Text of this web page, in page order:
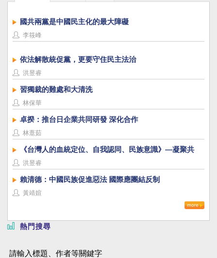
國共兩黨是中國民主化的最大障礙
李筱峰
依法解散統促黨，更要守住民主法治
洪昱睿
習獨裁的難處和大清洗
林保華
卓揆：推台日企業共同研發 深化合作
林薏茹
《台灣人的血統定位、自我認同、民族意識》—凝聚共
識，建立台灣國族認同
洪昱睿
賴清德：中國民族促進惡法 國際應團結反制
黃靖媗
熱門搜尋
請輸入標題、作者等關鍵字